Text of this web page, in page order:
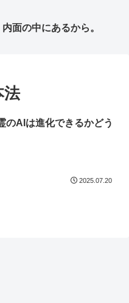
面の中にあるから。
法
のAIは進化できるかどう
2025.07.20